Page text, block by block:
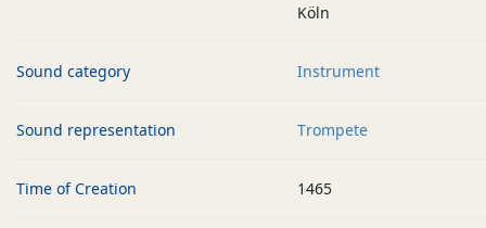
Köln
Sound category Instrument
Sound representation Trompete
Time of Creation 1465